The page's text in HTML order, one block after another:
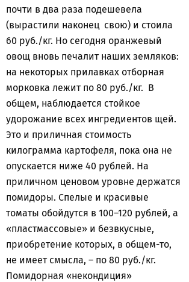
почти в два раза подешевела
(вырастили наконец свою) и стоила
60 руб./кг. Но сегодня оранжевый
овощ вновь печалит наших земляков:
на некоторых прилавках отборная
морковка лежит по 80 руб./кг. В
общем, наблюдается стойкое
удорожание всех ингредиентов щей.
Это и приличная стоимость
килограмма картофеля, пока она не
опускается ниже 40 рублей. На
приличном ценовом уровне держатся
помидоры. Спелые и красивые
томаты обойдутся в 100–120 рублей, а
«пластмассовые» и безвкусные,
приобретение которых, в общем-то,
не имеет смысла, – по 80 руб./кг.
Помидорная «некондиция»